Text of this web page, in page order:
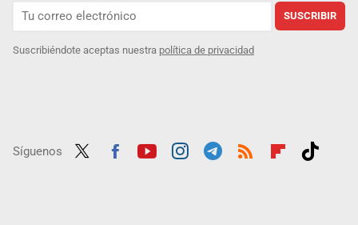
SUSCRIBIR
Suscribiéndote aceptas nuestra política de privacidad
Síguenos